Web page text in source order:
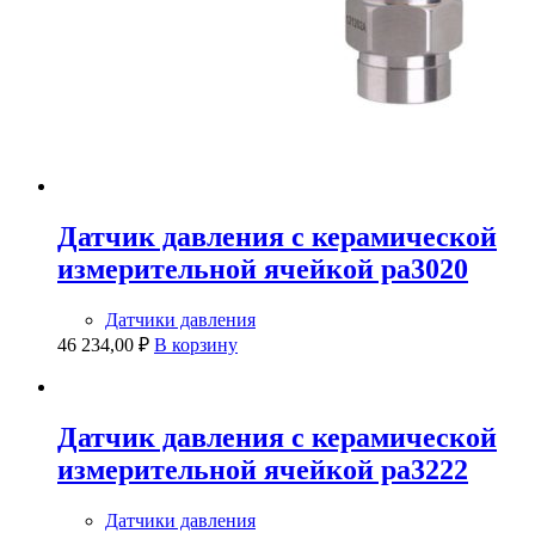
Датчик давления с керамической
измерительной ячейкой pa3020
Датчики давления
46 234,00 ₽ В корзину
Датчик давления с керамической
измерительной ячейкой pa3222
Датчики давления